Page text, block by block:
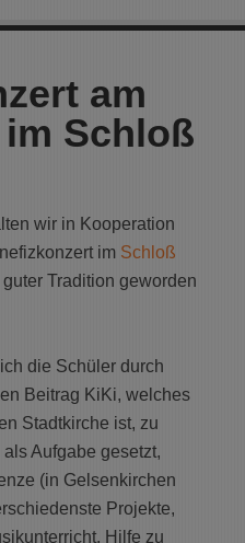
am
im Schloß
wir in Kooperation
im Schloß
Tradition geworden
die Schüler durch
Beitrag KiKi, welches
Stadtkirche ist, zu
alsAufgabe gesetzt,
(in Gelsenkirchen
Projekte,
Hilfe zu